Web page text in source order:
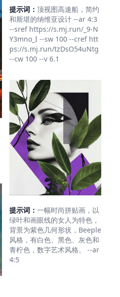
提示词： 顶视图高速船，简约
和斯堪的纳维亚设计 --ar 4:3
--sref https://s.mj.run/_9-N
Y3mno_I --sw 100 --cref htt
ps://s.mj.run/tzDsO54uNtg
--cw 100 --v 6.1
提示词： 一幅时尚拼贴画，以
绿叶和画眼线的女人为特色，
背景为紫色几何形状，Beeple
风格，有白色、黑色、灰色和
青柠色，数字艺术风格。 --ar
4:5